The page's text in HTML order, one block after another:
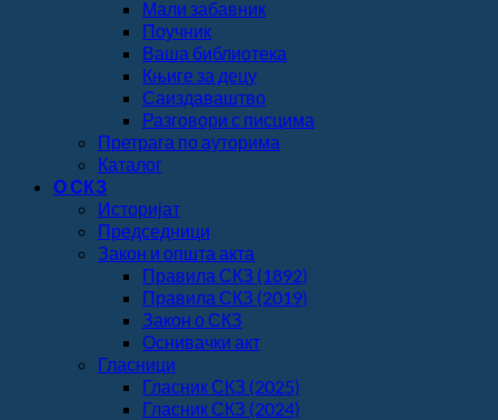
Мали забавник
Поучник
Ваша библиотека
Књиге за децу
Саиздаваштво
Разговори с писцима
Претрага по ауторима
Каталог
О СКЗ
Историјат
Председници
Закон и општа акта
Правила СКЗ (1892)
Правила СКЗ (2019)
Закон о СКЗ
Оснивачки акт
Гласници
Гласник СКЗ (2025)
Гласник СКЗ (2024)